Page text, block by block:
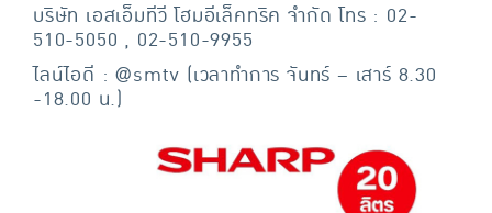
บริษัท เอสเอ็มทีวี โฮมอีเล็คทริค จำกัด โทร : 02-
510-5050 , 02-510-9955
ไลน์ไอดี : @smtv (เวลาทำการ จันทร์ – เสาร์ 8.30
-18.00 น.)